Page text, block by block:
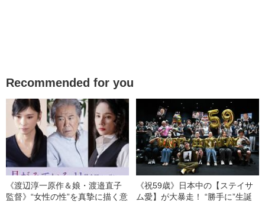
Recommended for you
《渡辺淳一原作＆娘・渡邉直子
監督》“女性の性”を真摯に描く意
《祝59歳》日本中の【ステイサ
ム愛】が大暴走！ “勝手に”生誕